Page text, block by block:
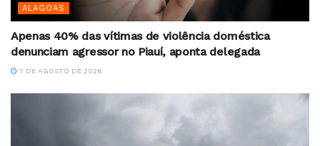
ALAGOAS
Apenas 40% das vítimas de violência doméstica
denunciam agressor no Piauí, aponta delegada
7 DE AGOSTO DE 2026